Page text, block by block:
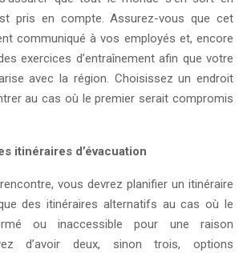
pris en compte. Assurez-vous que cet
communiqué à vos employés et, encore
exercices d’entraînement afin que votre
avec la région. Choisissez un endroit
au cas où le premier serait compromis
itinéraires d’évacuation
vous devrez planifier un itinéraire
des itinéraires alternatifs au cas où le
ou inaccessible pour une raison
d’avoir deux, sinon trois, options